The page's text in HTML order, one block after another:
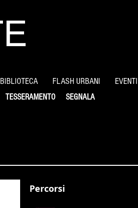
BIBLIOTECA FLASH URBANI EVENTI
SEGNALA
TESSERAMENTO
Percorsi